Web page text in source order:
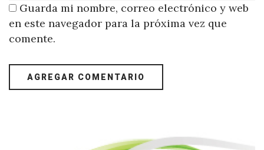
Guarda mi nombre, correo electrónico y web
en este navegador para la próxima vez que
comente.